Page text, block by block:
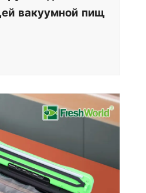
вакуумной пищ